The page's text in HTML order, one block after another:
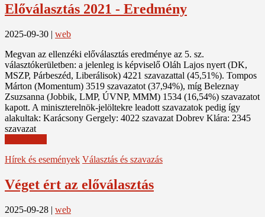
Előválasztás 2021 - Eredmény
2025-09-30 | web
Megvan az ellenzéki előválasztás eredménye az 5. sz.
választókerületben: a jelenleg is képviselő Oláh Lajos nyert (DK,
MSZP, Párbeszéd, Liberálisok) 4221 szavazattal (45,51%). Tompos
Márton (Momentum) 3519 szavazatot (37,94%), míg Beleznay
Zsuzsanna (Jobbik, LMP, ÚVNP, MMM) 1534 (16,54%) szavazatot
kapott. A miniszterelnök-jelöltekre leadott szavazatok pedig így
alakultak: Karácsony Gergely: 4022 szavazat Dobrev Klára: 2345
szavazat
Hírek és események Választás és szavazás
Véget ért az előválasztás
2025-09-28 | web